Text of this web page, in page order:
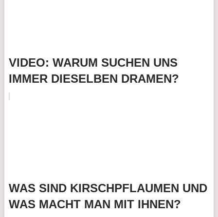
VIDEO: WARUM SUCHEN UNS
IMMER DIESELBEN DRAMEN?
WAS SIND KIRSCHPFLAUMEN UND
WAS MACHT MAN MIT IHNEN?